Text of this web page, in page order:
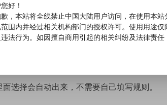
的功能到期时间，选择功能的到期时间。
添加端口范围1/60000。
选择会自动出来，不需要自己填写规则。
好！
，本站将全线禁止中国大陆用户访问，在使用本
围内并经过相关机构部门的授权许可。使用用途
法行为。如因擅自商用引起的相关纠纷及法律责任